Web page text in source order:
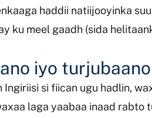
haddii natiijooyinka
ku meel gaadh (sida
iyo turjubaano
Ingiriisi si fiican ugu hadlin,
laga yaabaa inaad rabto